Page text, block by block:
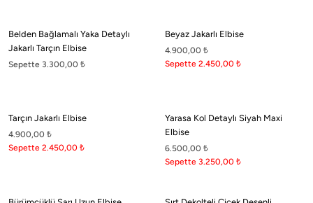
Belden Bağlamalı Yaka Detaylı
Jakarlı Tarçın Elbise
Sepette 3.300,00 ₺
Beyaz Jakarlı Elbise
4.900,00 ₺
Sepette 2.450,00 ₺
Tarçın Jakarlı Elbise
4.900,00 ₺
Sepette 2.450,00 ₺
Yarasa Kol Detaylı Siyah Maxi
Elbise
6.500,00 ₺
Sepette 3.250,00 ₺